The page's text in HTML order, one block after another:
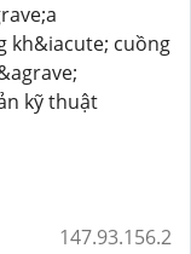
kh&iacute; cuồng
kỹ thuật
147.93.156.2